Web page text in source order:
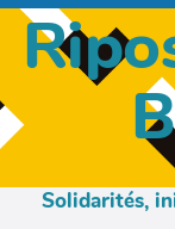
Solidarités,